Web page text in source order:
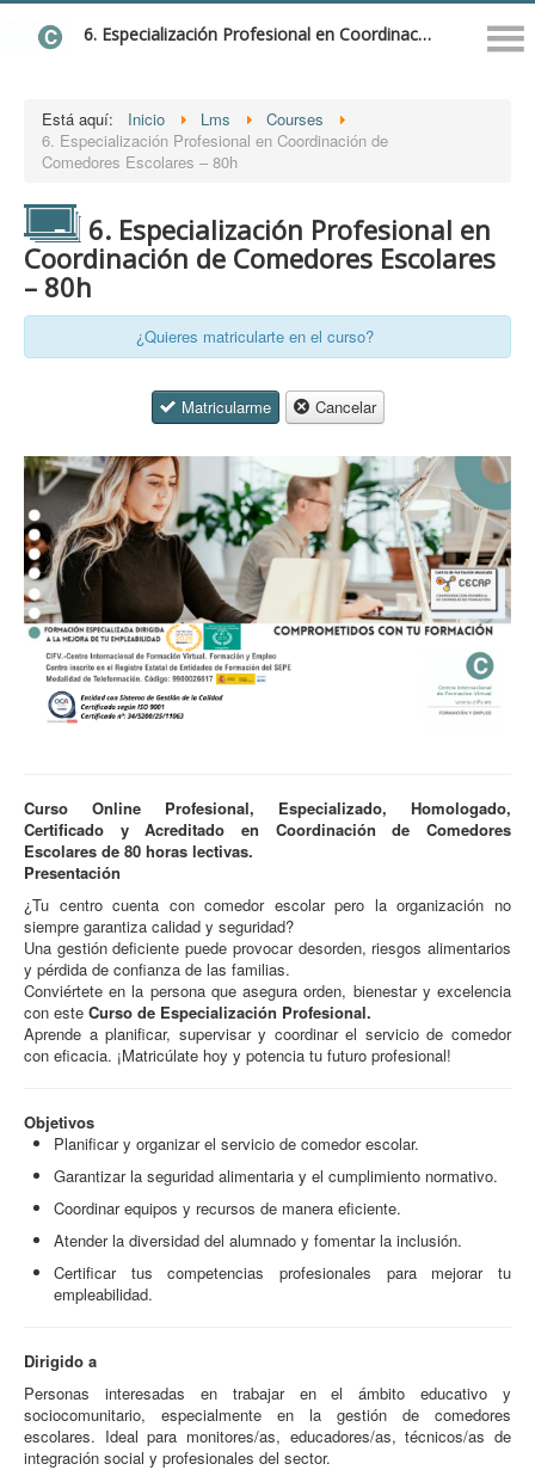
6. Especialización Profesional en Coordinación de Comedores Escolares – 80h
Está aquí: Inicio Lms
Courses
6. Especialización Profesional en Coordinación de
Comedores Escolares – 80h
6. Especialización Profesional en
Coordinación de Comedores Escolares
– 80h
¿Quieres matricularte en el curso?
Matricularme Cancelar
Curso Online Profesional, Especializado, Homologado,
Certificado y Acreditado en Coordinación de Comedores
Escolares de 80 horas lectivas.
Presentación
¿Tu centro cuenta con comedor escolar pero la organización no
siempre garantiza calidad y seguridad?
Una gestión deficiente puede provocar desorden, riesgos alimentarios
y pérdida de confianza de las familias.
Conviértete en la persona que asegura orden, bienestar y excelencia
con este Curso de Especialización Profesional.
Aprende a planificar, supervisar y coordinar el servicio de comedor
con eficacia. ¡Matricúlate hoy y potencia tu futuro profesional!
Objetivos
Planificar y organizar el servicio de comedor escolar.
Garantizar la seguridad alimentaria y el cumplimiento normativo.
Coordinar equipos y recursos de manera eficiente.
Atender la diversidad del alumnado y fomentar la inclusión.
Certificar tus competencias profesionales para mejorar tu
empleabilidad.
Dirigido a
Personas interesadas en trabajar en el ámbito educativo y
sociocomunitario, especialmente en la gestión de comedores
escolares. Ideal para monitores/as, educadores/as, técnicos/as de
integración social y profesionales del sector.